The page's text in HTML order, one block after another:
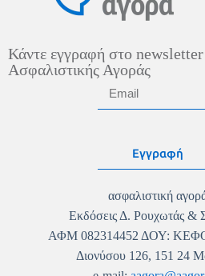
Κάντε εγγραφή στο newsletter
Ασφαλιστικής Αγοράς
Εγγραφή
ασφαλιστική
Εκδόσεις Δ. Ρουχωτάς &
ΑΦΜ 082314452 ΔΟΥ:
Διονύσου 126, 151 24